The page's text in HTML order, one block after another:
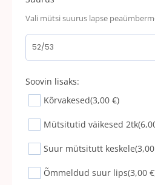
Vali mütsi suurus lapse
Soovin lisaks:
Kõrvakesed(3,00 €)
Mütsitutid väikesed 2tk
Suur mütsitutt keskele
Õmmeldud suur lips(3,00